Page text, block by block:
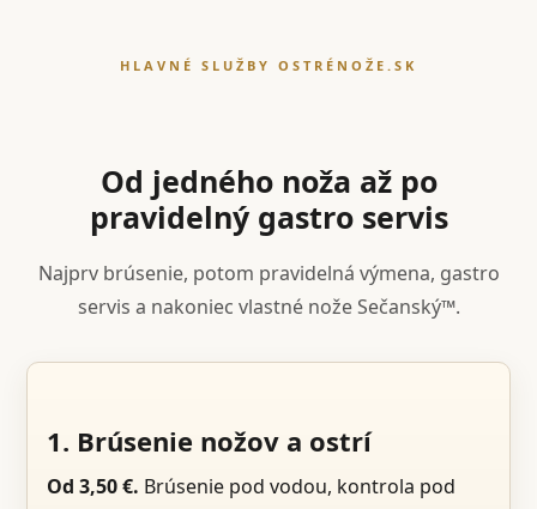
HLAVNÉ SLUŽBY OSTRÉNOŽE.SK
Od jedného noža až po
pravidelný gastro servis
Najprv brúsenie, potom pravidelná výmena, gastro
servis a nakoniec vlastné nože Sečanský™.
1. Brúsenie nožov a ostrí
Od 3,50 €. Brúsenie pod vodou, kontrola pod